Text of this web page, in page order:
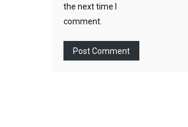
the next time I
comment.